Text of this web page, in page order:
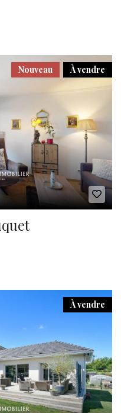
À vendre
Nouveau
À vendre